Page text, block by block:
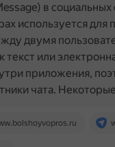
в социальных
используется для
двумя
текст или
приложения,
чата.